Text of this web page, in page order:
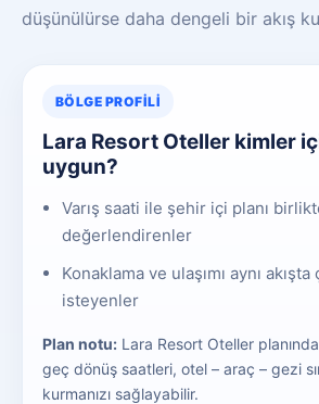
düşünülürse daha dengeli bir akış
BÖLGE PROFILI
Lara Resort Oteller kimler
uygun?
Varış saati ile şehir içi planı
değerlendirenler
Konaklama ve ulaşımı aynı
isteyenler
Plan notu: Lara Resort Oteller
geç dönüş saatleri, otel – araç – gezi
kurmanızı sağlayabilir.